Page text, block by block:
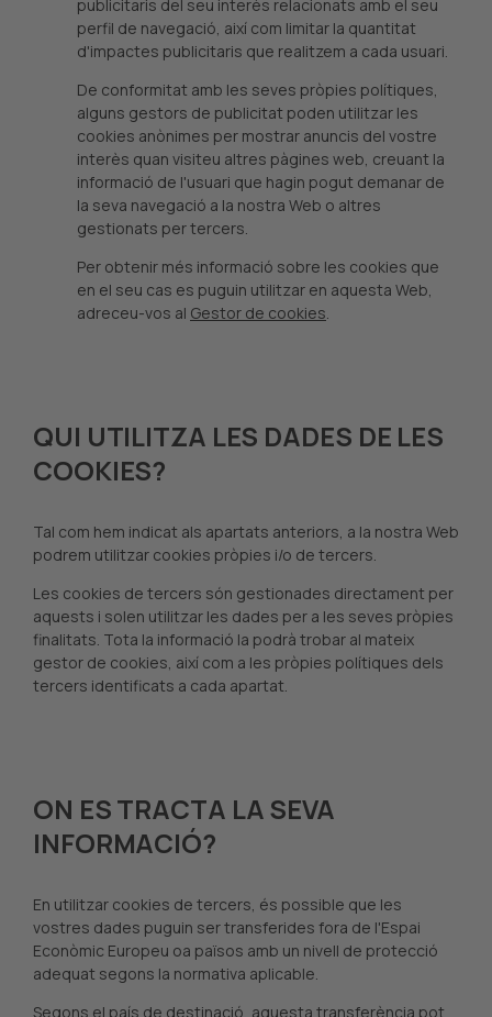
publicitaris del seu interès relacionats amb el seu
perfil de navegació, així com limitar la quantitat
d'impactes publicitaris que realitzem a cada usuari.
De conformitat amb les seves pròpies polítiques,
alguns gestors de publicitat poden utilitzar les
cookies anònimes per mostrar anuncis del vostre
interès quan visiteu altres pàgines web, creuant la
informació de l'usuari que hagin pogut demanar de
la seva navegació a la nostra Web o altres
gestionats per tercers.
Per obtenir més informació sobre les cookies que
en el seu cas es puguin utilitzar en aquesta Web,
adreceu-vos al Gestor de cookies.
QUI UTILITZA LES DADES DE LES
COOKIES?
Tal com hem indicat als apartats anteriors, a la nostra Web
podrem utilitzar cookies pròpies i/o de tercers.
Les cookies de tercers són gestionades directament per
aquests i solen utilitzar les dades per a les seves pròpies
finalitats. Tota la informació la podrà trobar al mateix
gestor de cookies, així com a les pròpies polítiques dels
tercers identificats a cada apartat.
ON ES TRACTA LA SEVA
INFORMACIÓ?
En utilitzar cookies de tercers, és possible que les
vostres dades puguin ser transferides fora de l'Espai
Econòmic Europeu oa països amb un nivell de protecció
adequat segons la normativa aplicable.
Segons el país de destinació, aquesta transferència pot